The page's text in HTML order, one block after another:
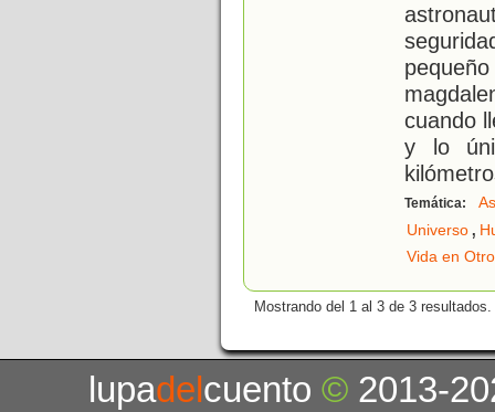
cuando
y lo
Temática:
Universo,
Vida en
Mostrando del 1 al 3 de 3 resultados.
lupadelcuento© 2013-